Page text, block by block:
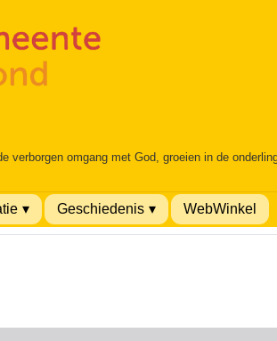
verborgen omgang met God, groeien in de
Geschiedenis WebWinkel